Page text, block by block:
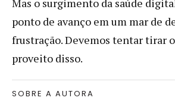
Mas o surgimento da saúde
ponto de avanço em um mar de
frustração. Devemos tentar tirar
proveito disso.
SOBRE A AUTORA